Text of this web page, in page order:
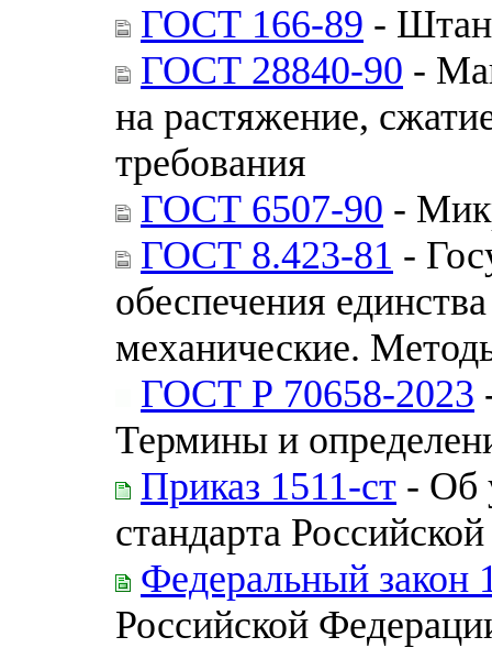
ГОСТ 166-89 -
ГОСТ 28840-90 -
на растяжение,
требования
ГОСТ 6507-90 -
ГОСТ 8.423-81 -
обеспечения
механические.
ГОСТ Р 70658-2023
Термины и
Приказ 1511-ст - Об
стандарта
Федеральный закон
Российской